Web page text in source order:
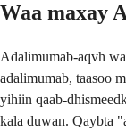
Waa maxay
Adalimumab-aqvh
adalimumab, taasoo
yihiin qaab-
kala duwan. Qaybta